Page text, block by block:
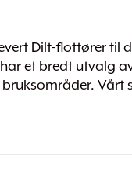
Dilt-flottører til
et bredt utvalg
Vårt